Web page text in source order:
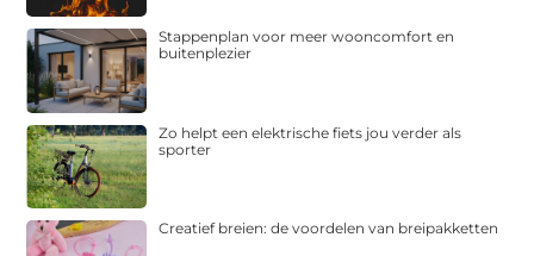
Stappenplan voor meer wooncomfort en
buitenplezier
Zo helpt een elektrische fiets jou verder als
sporter
Creatief breien: de voordelen van breipakketten